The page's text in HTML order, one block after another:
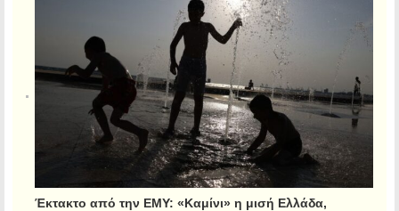
Έκτακτο από την ΕΜΥ: «Καμίνι» η μισή Ελλάδα,